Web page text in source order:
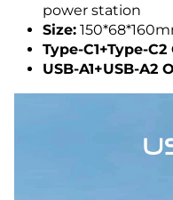
power station
Size:
Type-C1+Type-
USB-A1+USB-A2